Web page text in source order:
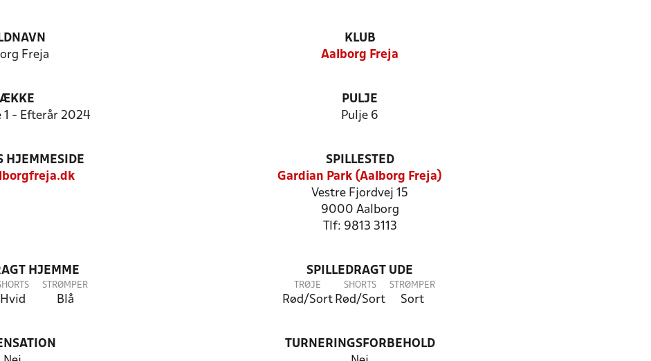
Freja
KLUB
Aalborg Freja
1 - Efterår 2024
PULJE
Pulje 6
HJEMMESIDE
SPILLESTED
Gardian Park (Aalborg Freja)
Vestre Fjordvej 15
9000 Aalborg
Tlf: 9813 3113
HJEMME
Hvid
STRØMPER
Blå
SPILLEDRAGT UDE
TRØJE
Rød/Sort
SHORTS
Rød/Sort
STRØMPER
Sort
TURNERINGSFORBEHOLD